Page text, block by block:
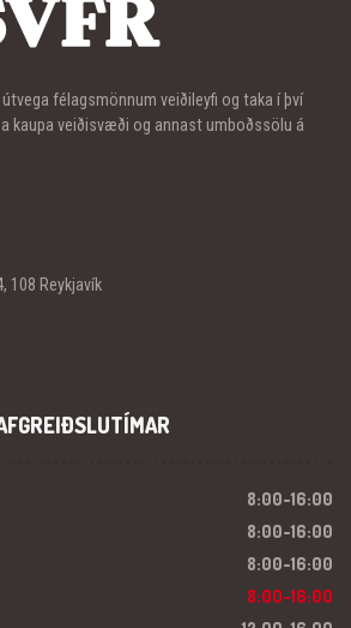
félagsmönnum veiðileyfi og taka í því
kaupa veiðisvæði og annast umboðssölu á
108 Reykjavík
8:00-16:00
8:00-16:00
8:00-16:00
8:00-16:00